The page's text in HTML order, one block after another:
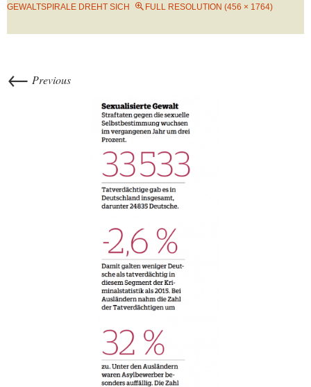
GEWALTSPIRALE DREHT SICH
FULL RESOLUTION (456 × 1764)
← Previous